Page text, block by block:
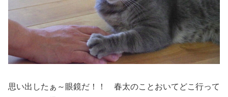
思い出したぁ～眼鏡だ！！ 春太のことおいてどこ行って